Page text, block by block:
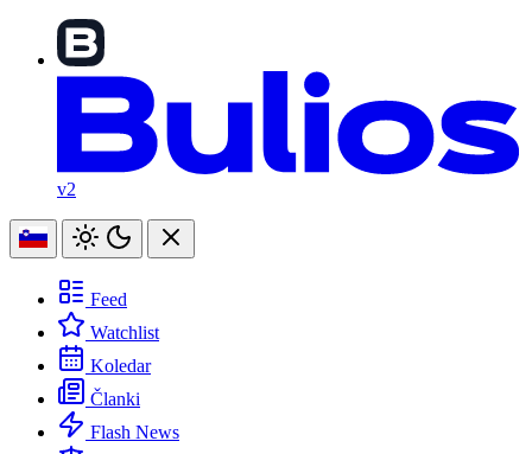
v2
Feed
Watchlist
Koledar
Članki
Flash News